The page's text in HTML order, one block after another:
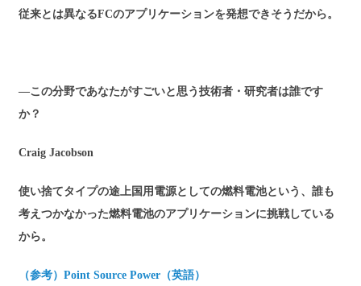
従来とは異なるFCのアプリケーションを発想できそうだから。
―この分野であなたがすごいと思う技術者・研究者は誰です
か？
Craig Jacobson
使い捨てタイプの途上国用電源としての燃料電池という、誰も
考えつかなかった燃料電池のアプリケーションに挑戦している
から。
（参考）Point Source Power（英語）